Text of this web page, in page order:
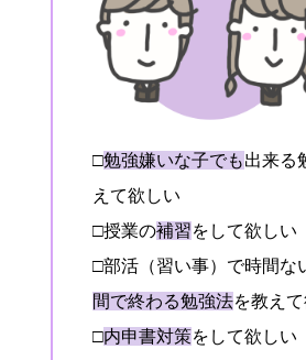
□勉強嫌いな子でも出来る
えて欲しい
□授業の補習をして欲しい
□部活（習い事）で時間な
間で終わる勉強法を教え
□内申書対策をして欲しい